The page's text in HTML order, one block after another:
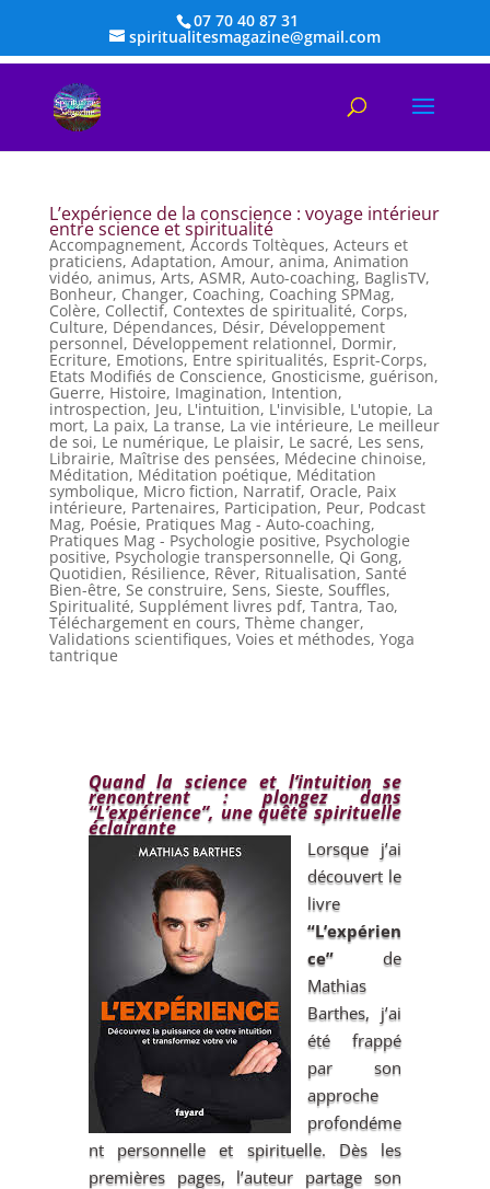
07 70 40 87 31
spiritualitesmagazine@gmail.com
L’expérience de la conscience : voyage intérieur
entre science et spiritualité
Accompagnement, Accords Toltèques, Acteurs et
praticiens, Adaptation, Amour, anima, Animation
vidéo, animus, Arts, ASMR, Auto-coaching, BaglisTV,
Bonheur, Changer, Coaching, Coaching SPMag,
Colère, Collectif, Contextes de spiritualité, Corps,
Culture, Dépendances, Désir, Développement
personnel, Développement relationnel, Dormir,
Ecriture, Emotions, Entre spiritualités, Esprit-Corps,
Etats Modifiés de Conscience, Gnosticisme, guérison,
Guerre, Histoire, Imagination, Intention,
introspection, Jeu, L'intuition, L'invisible, L'utopie, La
mort, La paix, La transe, La vie intérieure, Le meilleur
de soi, Le numérique, Le plaisir, Le sacré, Les sens,
Librairie, Maîtrise des pensées, Médecine chinoise,
Méditation, Méditation poétique, Méditation
symbolique, Micro fiction, Narratif, Oracle, Paix
intérieure, Partenaires, Participation, Peur, Podcast
Mag, Poésie, Pratiques Mag - Auto-coaching,
Pratiques Mag - Psychologie positive, Psychologie
positive, Psychologie transpersonnelle, Qi Gong,
Quotidien, Résilience, Rêver, Ritualisation, Santé
Bien-être, Se construire, Sens, Sieste, Souffles,
Spiritualité, Supplément livres pdf, Tantra, Tao,
Téléchargement en cours, Thème changer,
Validations scientifiques, Voies et méthodes, Yoga
tantrique
Quand la science et l’intuition se
rencontrent : plongez dans
“L’expérience”, une quête spirituelle
éclairante
Lorsque j’ai
découvert le
livre
“L’expérien
ce”de
Mathias
Barthes, j’ai
été frappé
par son
approche
profondéme
nt personnelle et spirituelle. Dès les
premières pages, l’auteur partage son